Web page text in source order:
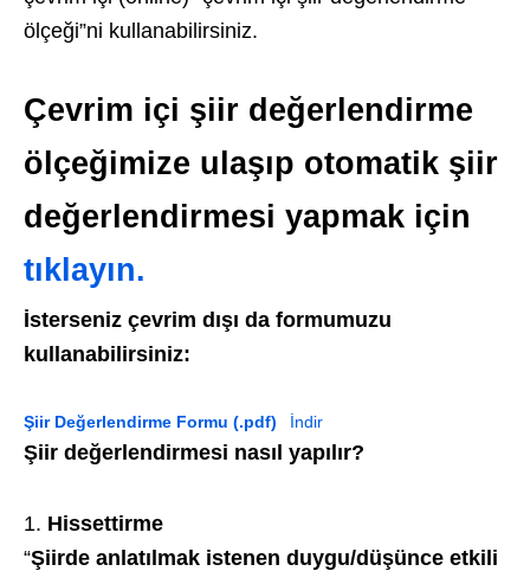
ölçeği”ni kullanabilirsiniz.
Çevrim içi şiir değerlendirme
ölçeğimize ulaşıp otomatik şiir
değerlendirmesi yapmak için
tıklayın.
İsterseniz çevrim dışı da formumuzu
kullanabilirsiniz:
Şiir Değerlendirme Formu (.pdf) İndir
Şiir değerlendirmesi nasıl yapılır?
Hissettirme
“Şiirde anlatılmak istenen duygu/düşünce etkili